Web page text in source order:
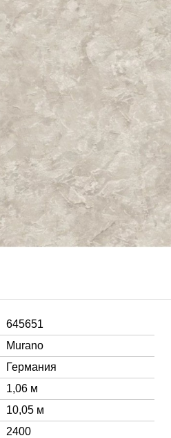
645651
Murano
Германия
1,06 м
10,05 м
2400